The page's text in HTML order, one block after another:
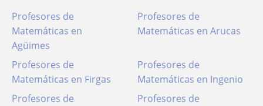
Profesores de
Matemáticas en
Agüimes
Profesores de
Matemáticas en Arucas
Profesores de
Matemáticas en Firgas
Profesores de
Matemáticas en Ingenio
Profesores de
Profesores de